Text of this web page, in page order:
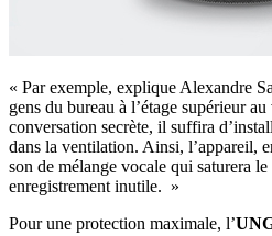
« Par exemple, explique Alexandre
gens du bureau à l’étage supérieur
conversation secrète, il suffira
dans la ventilation. Ainsi, l’appareil,
son de mélange vocale qui saturera
enregistrement inutile. »
Pour une protection maximale, l’